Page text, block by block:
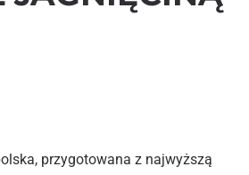
przygotowana z najwyższą